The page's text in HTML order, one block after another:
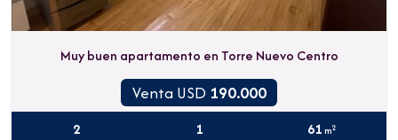
Muy buen apartamento en Torre Nuevo Centro
Venta USD 190.000
2 1 61 m2